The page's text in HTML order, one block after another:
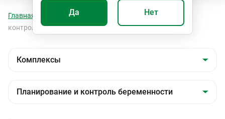
Да Нет
Главная Анализы
Планирование и
контроль беременности